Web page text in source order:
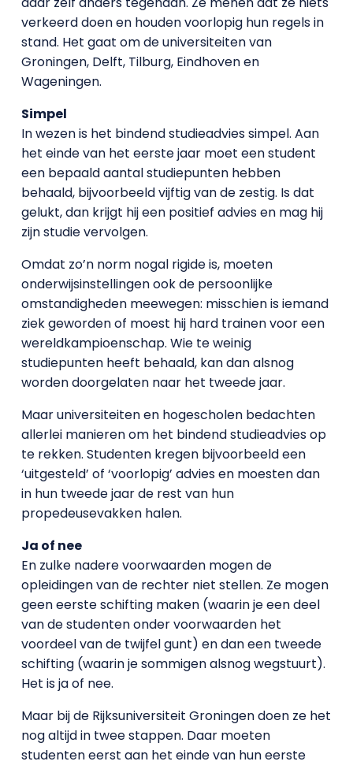
verkeerd doen en houden voorlopig hun regels in
stand. Het gaat om de universiteiten van
Groningen, Delft, Tilburg, Eindhoven en
Wageningen.
Simpel
In wezen is het bindend studieadvies simpel. Aan
het einde van het eerste jaar moet een student
een bepaald aantal studiepunten hebben
behaald, bijvoorbeeld vijftig van de zestig. Is dat
gelukt, dan krijgt hij een positief advies en mag hij
zijn studie vervolgen.
Omdat zo’n norm nogal rigide is, moeten
onderwijsinstellingen ook de persoonlijke
omstandigheden meewegen: misschien is iemand
ziek geworden of moest hij hard trainen voor een
wereldkampioenschap. Wie te weinig
studiepunten heeft behaald, kan dan alsnog
worden doorgelaten naar het tweede jaar.
Maar universiteiten en hogescholen bedachten
allerlei manieren om het bindend studieadvies op
te rekken. Studenten kregen bijvoorbeeld een
‘uitgesteld’ of ‘voorlopig’ advies en moesten dan
in hun tweede jaar de rest van hun
propedeusevakken halen.
Ja of nee
En zulke nadere voorwaarden mogen de
opleidingen van de rechter niet stellen. Ze mogen
geen eerste schifting maken (waarin je een deel
van de studenten onder voorwaarden het
voordeel van de twijfel gunt) en dan een tweede
schifting (waarin je sommigen alsnog wegstuurt).
Het is ja of nee.
Maar bij de Rijksuniversiteit Groningen doen ze het
nog altijd in twee stappen. Daar moeten
studenten eerst aan het einde van hun eerste